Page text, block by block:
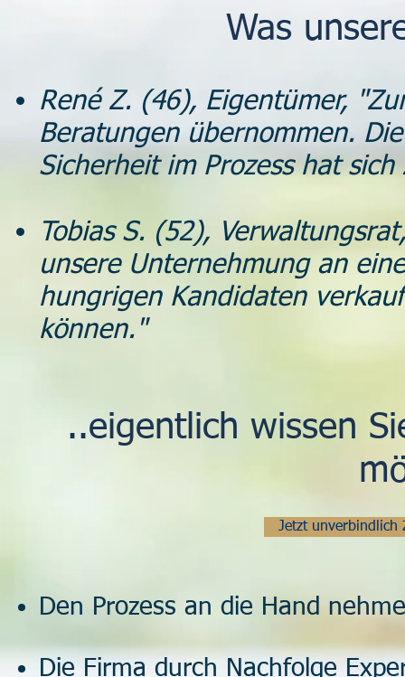
Was
René Z. (46), Eigentümer,
Beratungen übernommen.
Sicherheit im Prozess hat
Tobias S. (52),
unsere Unternehmung an
hungrigen Kandidaten
können."
..eigentlich wissen
Jetzt unverbindlich
Den Prozess an die Hand
Die Firma durch Nachfolge